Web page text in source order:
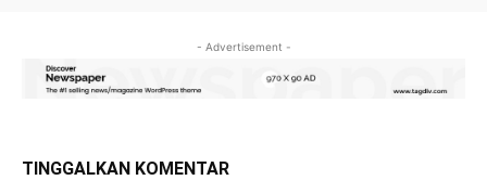
- Advertisement -
TINGGALKAN KOMENTAR